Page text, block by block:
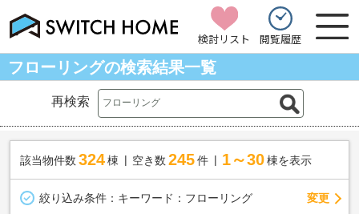
検討リスト 閲覧履歴
フローリングの検索結果一覧
再検索
該当物件数 324棟 空き数 245 件 1～30 棟を表示
絞り込み条件： キーワード：フローリング 変更